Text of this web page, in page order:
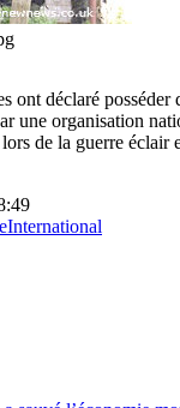
ont déclaré posséder
une organisation
de la guerre éclair
International